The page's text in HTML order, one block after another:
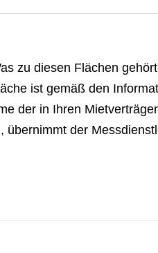
zu diesen Flächen
ist gemäß den
der in Ihren
der